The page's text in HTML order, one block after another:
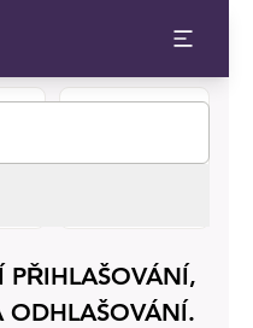
PŘIHLAŠOVÁNÍ,
ODHLAŠOVÁNÍ.